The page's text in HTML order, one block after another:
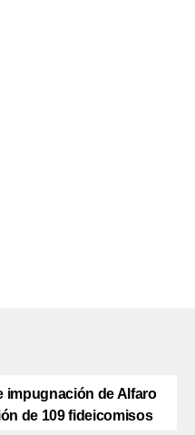
impugnación de Alfaro
de 109 fideicomisos